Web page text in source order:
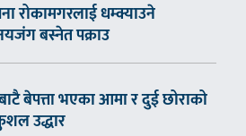
रोकामगरलाई धम्क्याउने
बस्नेत पक्राउ
बेपत्ता भएका आमा र दुई छोराको
उद्धार